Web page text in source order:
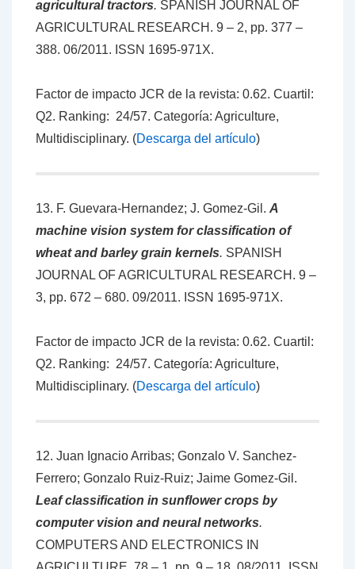
agricultural tractors. SPANISH JOURNAL OF
AGRICULTURAL RESEARCH. 9 – 2, pp. 377 –
388. 06/2011. ISSN 1695-971X.
Factor de impacto JCR de la revista: 0.62. Cuartil:
Q2. Ranking: 24/57. Categoría: Agriculture,
Multidisciplinary. (Descarga del artículo)
13. F. Guevara-Hernandez; J. Gomez-Gil. A
machine vision system for classification of
wheat and barley grain kernels. SPANISH
JOURNAL OF AGRICULTURAL RESEARCH. 9 –
3, pp. 672 – 680. 09/2011. ISSN 1695-971X.
Factor de impacto JCR de la revista: 0.62. Cuartil:
Q2. Ranking: 24/57. Categoría: Agriculture,
Multidisciplinary. (Descarga del artículo)
12. Juan Ignacio Arribas; Gonzalo V. Sanchez-
Ferrero; Gonzalo Ruiz-Ruiz; Jaime Gomez-Gil.
Leaf classification in sunflower crops by
computer vision and neural networks.
COMPUTERS AND ELECTRONICS IN